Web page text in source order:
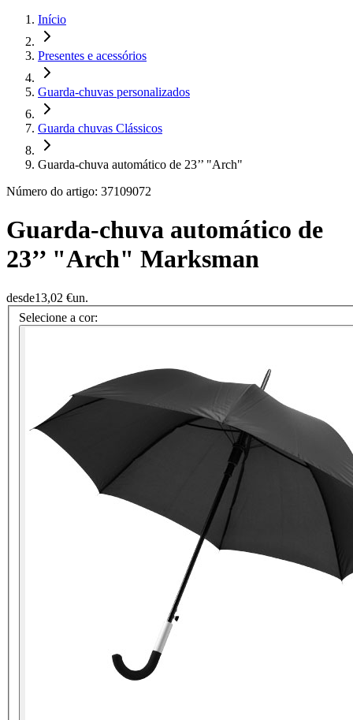
Início
Presentes e acessórios
Guarda-chuvas personalizados
Guarda chuvas Clássicos
Guarda-chuva automático de 23’’ "Arch"
Número do artigo: 37109072
Guarda-chuva automático de
23’’ "Arch" Marksman
desde13,02 €un.
Selecione a cor: